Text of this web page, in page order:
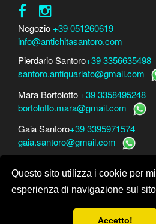
Questo sito utilizza i cookie per
esperienza di navigazione sul
Accetto!
Negozio +39 051260619
info@antichitasantoro.com
Pierdario Santoro+39 3356635498
santoro.antiquariato@gmail.com
Mara Bortolotto +39 3358495248
bortolotto.mara@gmail.com
Gaia Santoro+39 3395971574
gaia.santoro@gmail.com
Mara Bortolottowww.perito-arte-
Dario Santorowww.peritoarte.info